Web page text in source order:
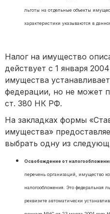
льготы на отдельные объекты
характеристики указываются в
Налог на имущество
действует с 1 января
имущества
федерации, но не может
ст. 380 НК РФ.
На закладках формы
имущества»
выбрать одну из
Освобождение от
перечень организаций, имущество
налогообложения. Это федеральная
реквизите автоматически